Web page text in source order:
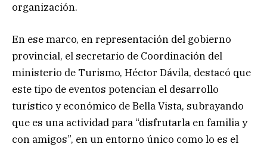
organización.
En ese marco, en representación del gobierno
provincial, el secretario de Coordinación del
ministerio de Turismo, Héctor Dávila, destacó que
este tipo de eventos potencian el desarrollo
turístico y económico de Bella Vista, subrayando
que es una actividad para “disfrutarla en familia y
con amigos”, en un entorno único como lo es el